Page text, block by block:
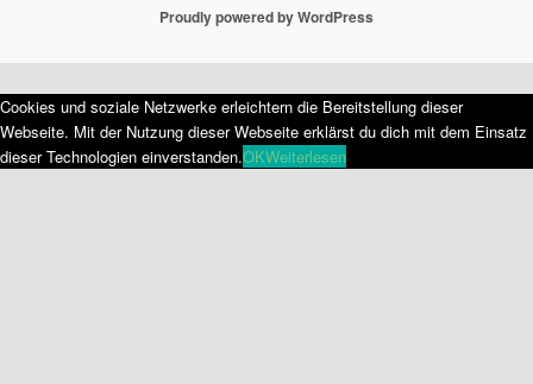
Proudly powered by WordPress
Cookies und soziale Netzwerke erleichtern die Bereitstellung dieser
Webseite. Mit der Nutzung dieser Webseite erklärst du dich mit dem Einsatz
dieser Technologien einverstanden.OKWeiterlesen